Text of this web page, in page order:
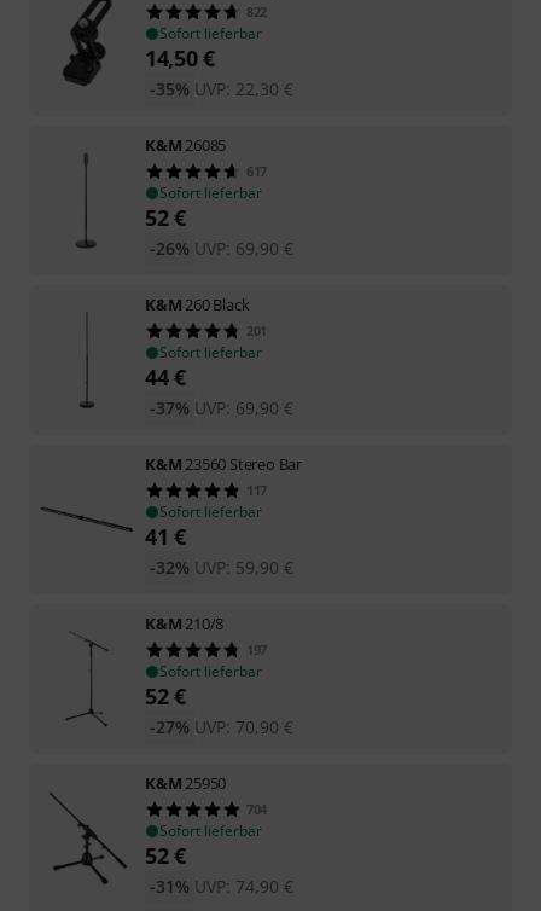
822
Sofort lieferbar
14,50€
UVP: 22,30 €
-35%
K&M 26085
617
Sofort lieferbar
52€
UVP: 69,90 €
-26%
K&M 260 Black
201
Sofort lieferbar
44€
UVP: 69,90 €
-37%
K&M 23560 Stereo Bar
117
Sofort lieferbar
41 €
UVP: 59,90 €
-32%
K&M 210/8
197
Sofort lieferbar
52€
UVP: 70,90 €
-27%
K&M 25950
704
Sofort lieferbar
52€
UVP: 74,90 €
-31%